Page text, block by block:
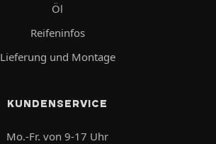
Öl
Reifeninfos
Lieferung und Montage
KUNDENSERVICE
Mo.-Fr. von 9-17 Uhr